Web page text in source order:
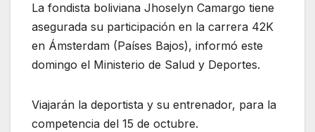
La fondista boliviana Jhoselyn Camargo tiene
asegurada su participación en la carrera 42K
en Ámsterdam (Países Bajos), informó este
domingo el Ministerio de Salud y Deportes.
Viajarán la deportista y su entrenador, para la
competencia del 15 de octubre.